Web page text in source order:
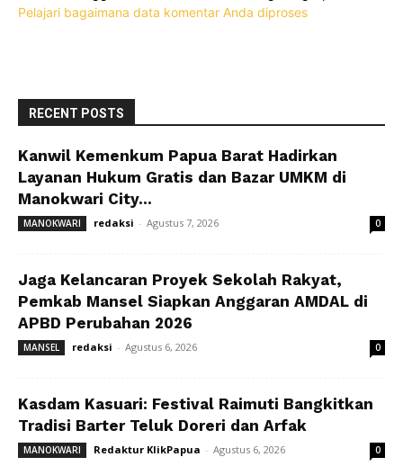
Pelajari bagaimana data komentar Anda diproses
RECENT POSTS
Kanwil Kemenkum Papua Barat Hadirkan
Layanan Hukum Gratis dan Bazar UMKM di
Manokwari City...
MANOKWARI redaksi - Agustus 7, 2026 0
Jaga Kelancaran Proyek Sekolah Rakyat,
Pemkab Mansel Siapkan Anggaran AMDAL di
APBD Perubahan 2026
MANSEL redaksi - Agustus 6, 2026 0
Kasdam Kasuari: Festival Raimuti Bangkitkan
Tradisi Barter Teluk Doreri dan Arfak
MANOKWARI Redaktur KlikPapua - Agustus 6, 2026 0